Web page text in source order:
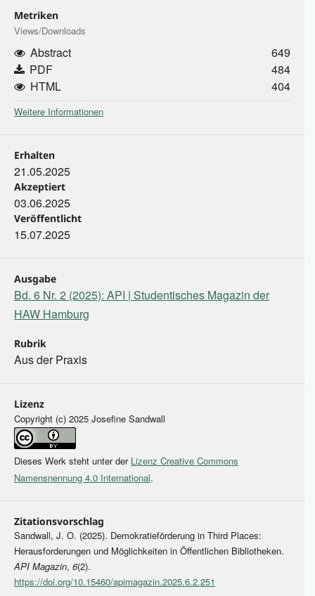
Metriken
Views/Downloads
Abstract
649
PDF
484
HTML
404
Weitere Informationen
Erhalten
21.05.2025
Akzeptiert
03.06.2025
Veröffentlicht
15.07.2025
Ausgabe
Bd. 6 Nr. 2 (2025): API | Studentisches Magazin der
HAW Hamburg
Rubrik
Aus der Praxis
Lizenz
Copyright (c) 2025 Josefine Sandwall
Dieses Werk steht unter der Lizenz Creative Commons
Namensnennung 4.0 International.
Zitationsvorschlag
Sandwall, J. O. (2025). Demokratieförderung in Third Places:
Herausforderungen und Möglichkeiten in Öffentlichen Bibliotheken.
API Magazin,6(2).
https://doi.org/10.15460/apimagazin.2025.6.2.251